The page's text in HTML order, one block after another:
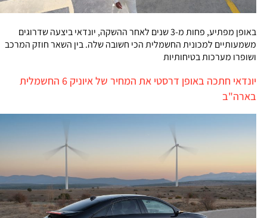
באופן מפתיע, פחות מ-3 שנים לאחר ההשקה, יונדאי ביצעה שדרוגים
משמעותיים למכונית החשמלית הכי חשובה שלה. בין השאר חוזק המרכב
ושופרו מערכות בטיחותיות
יונדאי חתכה באופן דרסטי את המחיר של איוניק 6 החשמלית
בארה"ב